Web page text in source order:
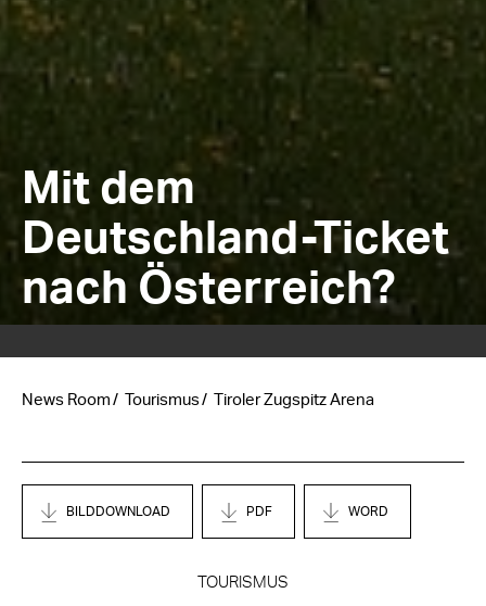
Mit dem
Deutschland-Ticket
nach Österreich?
News Room Tourismus Tiroler Zugspitz Arena
BILDDOWNLOAD PDF WORD
TOURISMUS